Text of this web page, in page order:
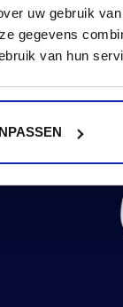
uw gebruik
gegevens
van hun